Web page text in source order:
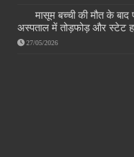
मासूम बच्ची की मौत के
अस्पताल में तोड़फोड़ और स्टेट
27/05/2026